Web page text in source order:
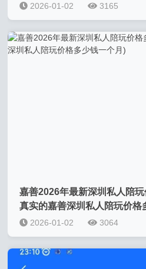
2026-01-02 3165
嘉善2026年最新深圳私人陪
真实的嘉善深圳私人陪玩价格
2026-01-02 3064